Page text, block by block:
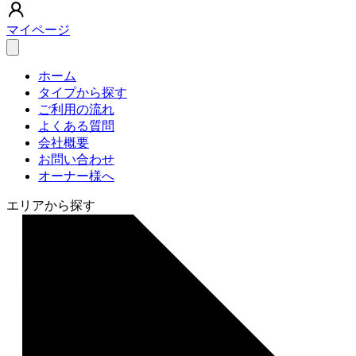
マイページ
ホーム
タイプから探す
ご利用の流れ
よくある質問
会社概要
お問い合わせ
オーナー様へ
エリアから探す